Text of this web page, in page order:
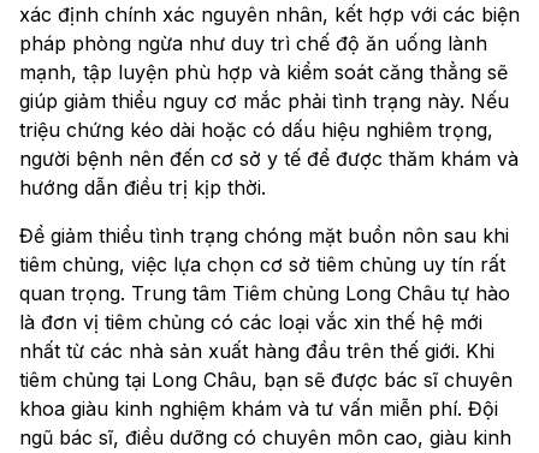
xác định chính xác nguyên nhân, kết hợp với các biện
pháp phòng ngừa như duy trì chế độ ăn uống lành
mạnh, tập luyện phù hợp và kiểm soát căng thẳng sẽ
giúp giảm thiểu nguy cơ mắc phải tình trạng này. Nếu
triệu chứng kéo dài hoặc có dấu hiệu nghiêm trọng,
người bệnh nên đến cơ sở y tế để được thăm khám và
hướng dẫn điều trị kịp thời.
Để giảm thiểu tình trạng chóng mặt buồn nôn sau khi
tiêm chủng, việc lựa chọn cơ sở tiêm chủng uy tín rất
quan trọng. Trung tâm Tiêm chủng Long Châu tự hào
là đơn vị tiêm chủng có các loại vắc xin thế hệ mới
nhất từ các nhà sản xuất hàng đầu trên thế giới. Khi
tiêm chủng tại Long Châu, bạn sẽ được bác sĩ chuyên
khoa giàu kinh nghiệm khám và tư vấn miễn phí. Đội
ngũ bác sĩ, điều dưỡng có chuyên môn cao, giàu kinh